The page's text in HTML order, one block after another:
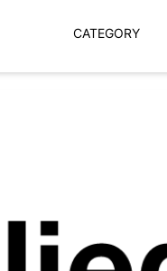
CATEGORY